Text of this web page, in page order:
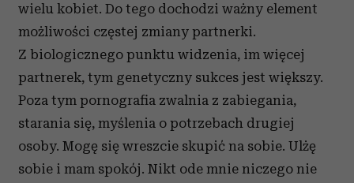
wielu kobiet. Do tego dochodzi ważny element
możliwości częstej zmiany partnerki.
Z biologicznego punktu widzenia, im więcej
partnerek, tym genetyczny sukces jest większy.
Poza tym pornografia zwalnia z zabiegania,
starania się, myślenia o potrzebach drugiej
osoby. Mogę się wreszcie skupić na sobie. Ulżę
sobie i mam spokój. Nikt ode mnie niczego nie